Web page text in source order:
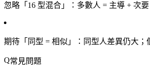
忽略「16 型混合」 ：多數人 = 主導 + 次
期待「同型 = 相似」 ：同型人差異仍大；
常見問題